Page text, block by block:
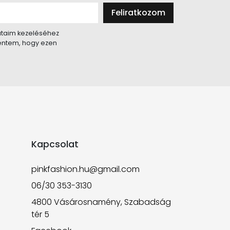
Feliratkozom
kezeléséhez
hogy ezen
Kapcsolat
pinkfashion.hu@gmail.com
06/30 353-3130
4800 Vásárosnamény, Szabadság
tér 5